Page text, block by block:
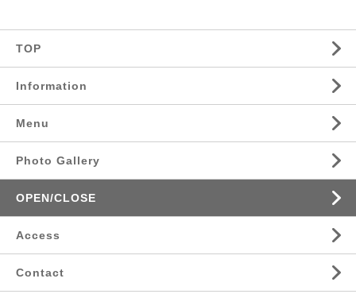
TOP
Information
Menu
Photo Gallery
OPEN/CLOSE
Access
Contact